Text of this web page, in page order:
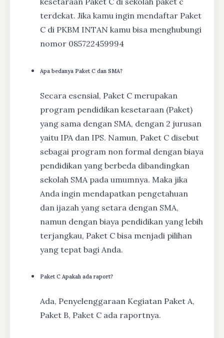
terdekat. Jika kamu ingin mendaftar Paket
C di PKBM INTAN kamu bisa menghubungi
nomor 085722459994
Apa bedanya Paket C dan SMA?
Secara esensial, Paket C merupakan
program pendidikan kesetaraan (Paket)
yang sama dengan SMA, dengan 2 jurusan
yaitu IPA dan IPS. Namun, Paket C disebut
sebagai program non formal dengan biaya
pendidikan yang berbeda dibandingkan
sekolah SMA pada umumnya. Maka jika
Anda ingin mendapatkan pengetahuan
dan ijazah yang setara dengan SMA,
namun dengan biaya pendidikan yang lebih
terjangkau, Paket C bisa menjadi pilihan
yang tepat bagi Anda.
Paket C Apakah ada raport?
Ada, Penyelenggaraan Kegiatan Paket A,
Paket B, Paket C ada raportnya.